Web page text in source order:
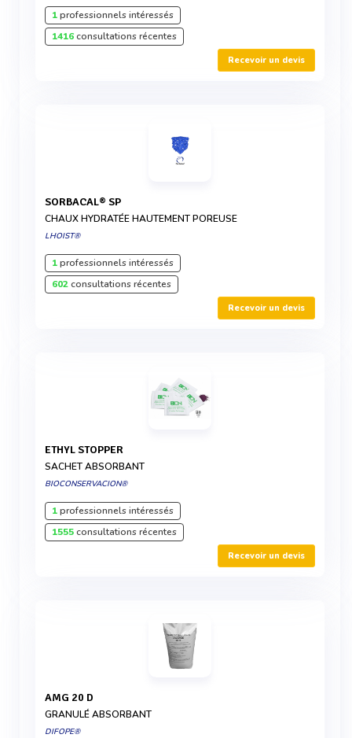
1professionnels intéressés
1416consultations récentes
Recevoir un devis
SORBACAL® SP
CHAUX HYDRATÉE HAUTEMENT POREUSE
LHOIST®
1professionnels intéressés
602consultations récentes
Recevoir un devis
ETHYL STOPPER
SACHET ABSORBANT
BIOCONSERVACION®
1professionnels intéressés
1555consultations récentes
Recevoir un devis
AMG 20 D
GRANULÉ ABSORBANT
DIFOPE®